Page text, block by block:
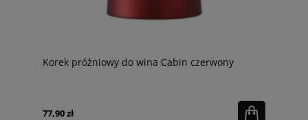
Korek próżniowy do wina Cabin czerwony
77,90 zł